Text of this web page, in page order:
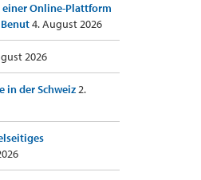
Online-Plattform
4. August 2026
2026
in der Schweiz2.